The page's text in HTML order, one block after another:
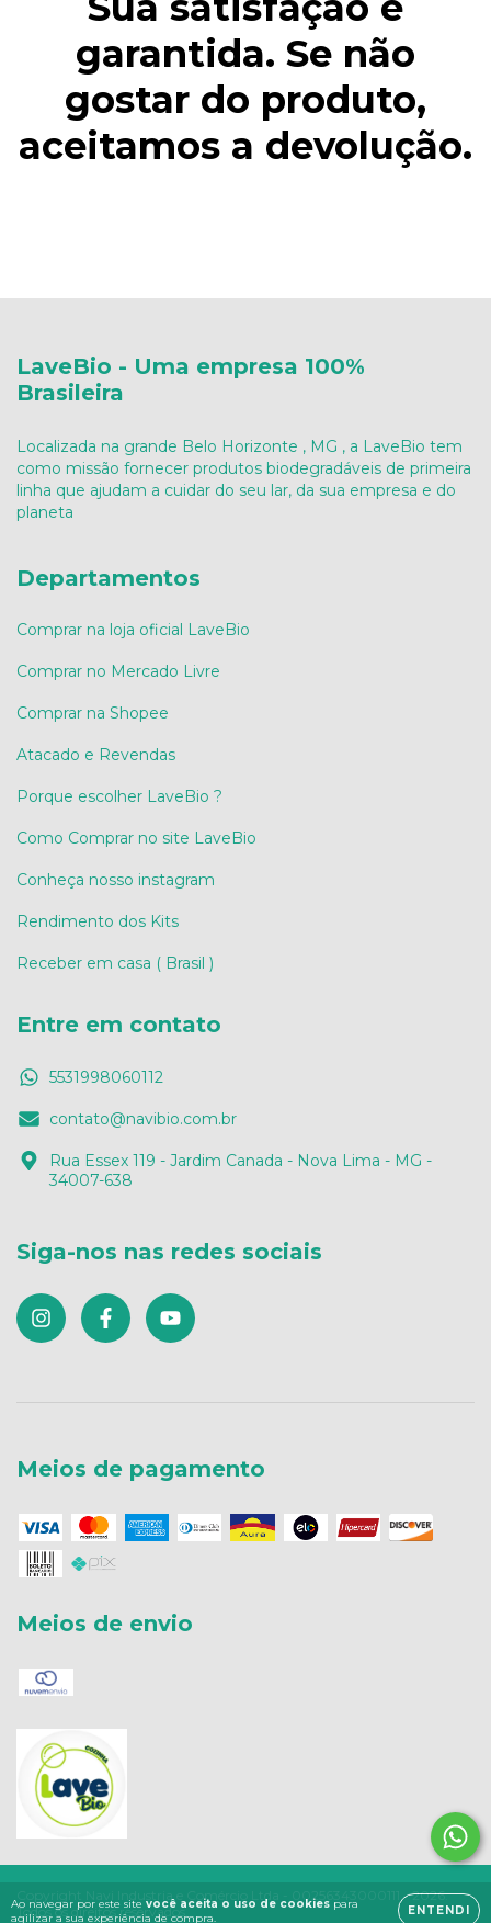
Ao navegar por este site você aceita o uso de cookies para
agilizar a sua experiência de compra.
ENTENDI
garantida. Se não
gostar do produto,
aceitamos a devolução.
LaveBio - Uma empresa 100%
Brasileira
Localizada na grande Belo Horizonte , MG , a LaveBio tem
como missão fornecer produtos biodegradáveis de primeira
linha que ajudam a cuidar do seu lar, da sua empresa e do
planeta
Departamentos
Comprar na loja oficial LaveBio
Comprar no Mercado Livre
Comprar na Shopee
Atacado e Revendas
Porque escolher LaveBio ?
Como Comprar no site LaveBio
Conheça nosso instagram
Rendimento dos Kits
Receber em casa ( Brasil )
Entre em contato
5531998060112
contato@navibio.com.br
Rua Essex 119 - Jardim Canada - Nova Lima - MG -
34007-638
Siga-nos nas redes sociais
Meios de pagamento
Meios de envio
Copyright Navi Industria e Comércio Ltda - 00256343000111 - 2026.
Todos os direitos reservados.